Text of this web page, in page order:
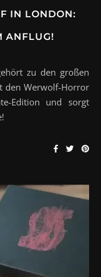
IN LONDON:
ANFLUG!
den Werwolf-Horror
Edition und sorgt